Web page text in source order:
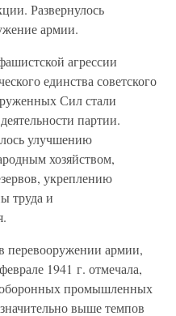
Развернулось
армии.
агрессии
единства советского
Сил стали
партии.
улучшению
хозяйством,
укреплению
труда и
перевооружении армии,
1941 г. отмечала,
промышленных
выше темпов